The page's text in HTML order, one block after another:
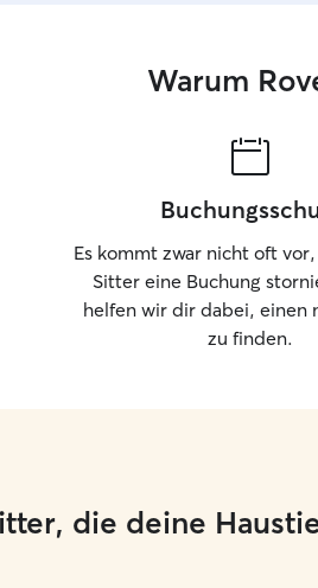
Warum
Es kommt zwar nicht oft
Sitter eine Buchung
helfen wir dir dabei, einen
zu finden.
die deine